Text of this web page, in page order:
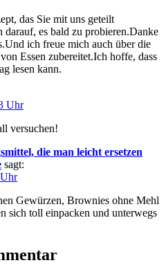
das Sie mit uns geteilt
es bald zu probieren.Danke
ich freue mich auch über die
Essen zubereitet.Ich hoffe, dass
lesen kann.
Uhr
versuchen!
die man leicht ersetzen
sagt:
Gewürzen, Brownies ohne Mehl
sich toll einpacken und unterwegs